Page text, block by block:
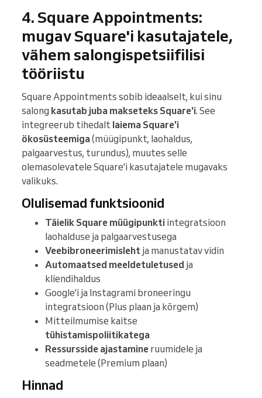
4. Square Appointments:
mugav Square'i kasutajatele,
vähem salongispetsiifilisi
tööriistu
Square Appointments sobib ideaalselt, kui sinu
salong kasutab juba makseteks Square'i. See
integreerub tihedalt laiema Square'i
ökosüsteemiga(müügipunkt, laohaldus,
palgaarvestus, turundus), muutes selle
olemasolevatele Square'i kasutajatele mugavaks
valikuks.
Olulisemad funktsioonid
Täielik Square müügipunkti integratsioon
laohalduse ja palgaarvestusega
Veebibroneerimisleht ja manustatav vidin
Automaatsed meeldetuletused ja
kliendihaldus
Google'i ja Instagrami broneeringu
integratsioon (Plus plaan ja kõrgem)
Mitteilmumise kaitse
tühistamispoliitikatega
Ressursside ajastamine ruumidele ja
seadmetele (Premium plaan)
Hinnad